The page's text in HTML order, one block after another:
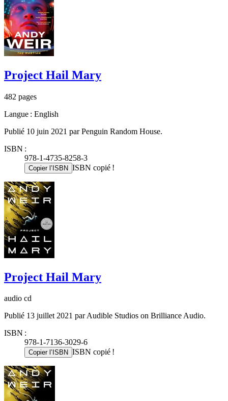
Project Hail Mary
482 pages
Langue : English
Publié 10 juin 2021 par Penguin Random House.
ISBN :
978-1-4735-8258-3
Copier l’ISBN ISBN copié !
Project Hail Mary
audio cd
Publié 13 juillet 2021 par Audible Studios on Brilliance Audio.
ISBN :
978-1-7136-3029-6
Copier l’ISBN ISBN copié !